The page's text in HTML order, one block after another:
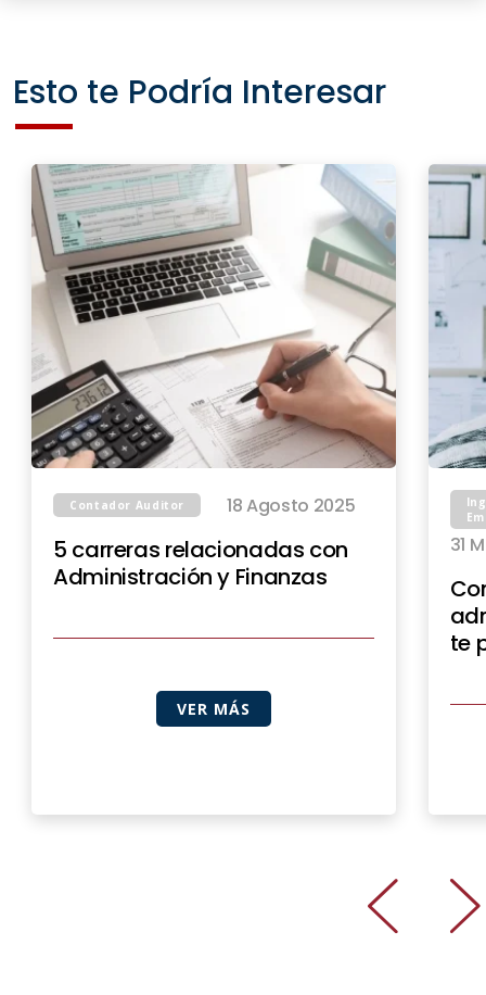
Esto te Podría Interesar
Contador Auditor 18 Agosto 2025
5 carreras relacionadas con
Administración y Finanzas
VER MÁS
31
te